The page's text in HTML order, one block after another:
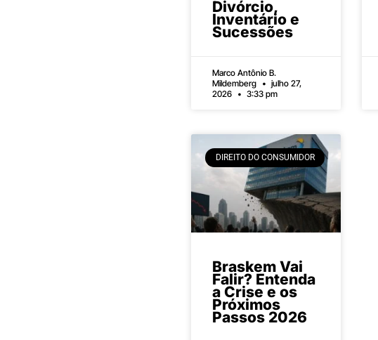
Divórcio,
Inventário e
Sucessões
Marco Antônio B.
Mildemberg
julho 27,
2026
3:33 pm
DIREITO DO CONSUMIDOR
Braskem Vai
Falir? Entenda
a Crise e os
Próximos
Passos 2026